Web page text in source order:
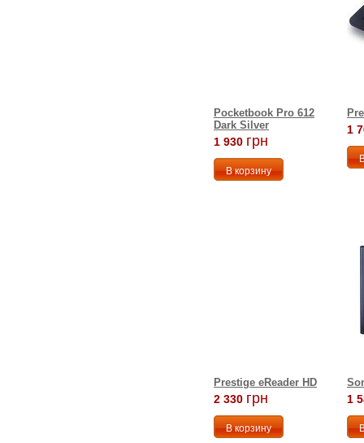
Pocketbook Pro 612
Dark Silver
1 930 грн
1
Prestige eReader HD
2 330 грн 1